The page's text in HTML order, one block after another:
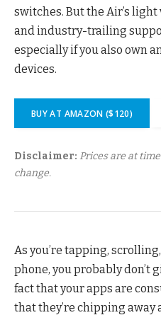
switches. But the Air’s
and industry-trailing
especially if you also own
devices.
BUY AT AMAZON ($120)
Disclaimer: Prices are at
change.
As you’re tapping,
phone, you probably don’t
fact that your apps are
that they’re chipping away